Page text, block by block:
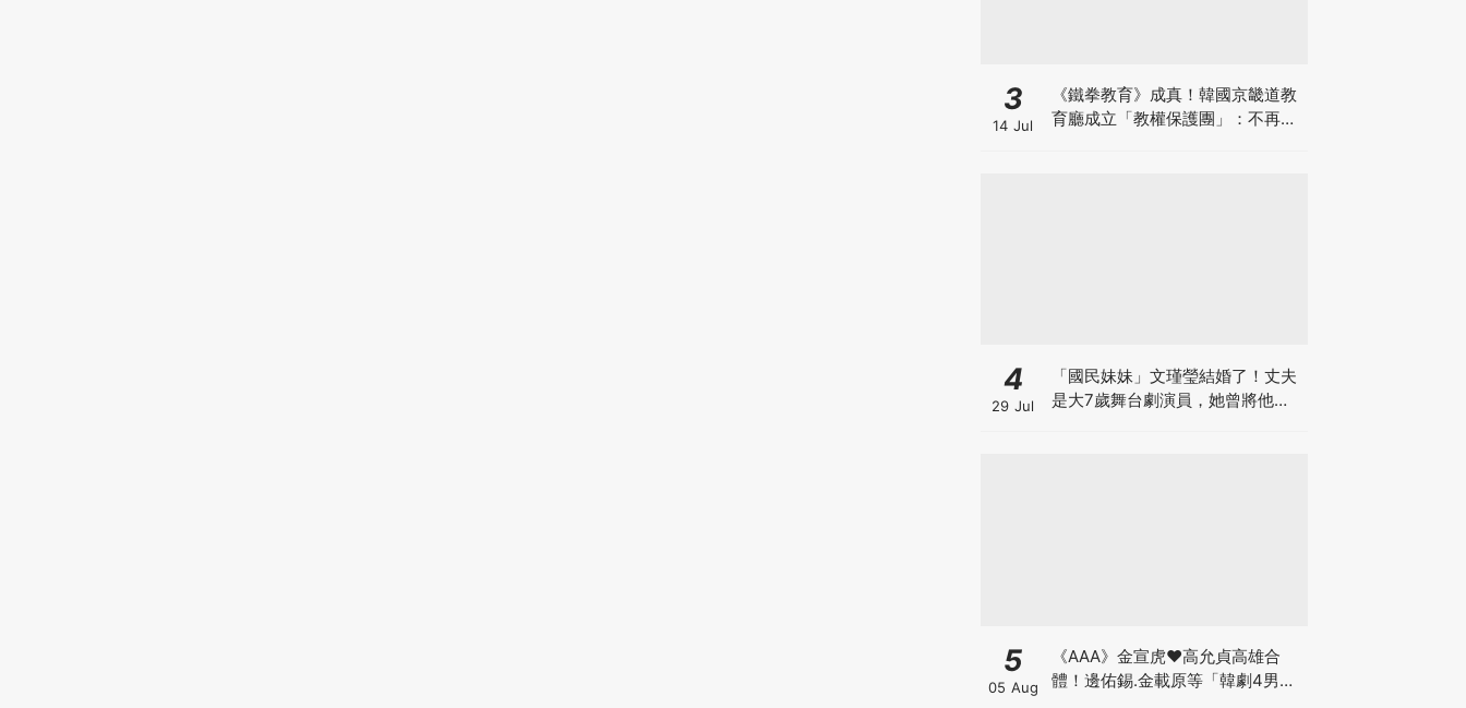
3
14 Jul
《鐵拳教育》成真！韓國京畿道教
育廳成立「教權保護團」：不再讓
4
29 Jul
「國民妹妹」文瑾瑩結婚了！丈夫
是大7歲舞台劇演員，她曾將他寫
5
05 Aug
《AAA》金宣虎♥高允貞高雄合
體！邊佑錫.金載原等「韓劇4男